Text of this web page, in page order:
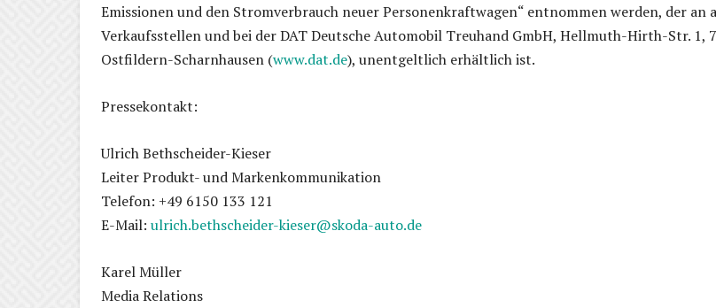
Emissionen und den Stromverbrauch neuer Personenkraftwagen“ entnommen werden, der an
Verkaufsstellen und bei der DAT Deutsche Automobil Treuhand GmbH, Hellmuth-Hirth-Str. 1,
Ostfildern-Scharnhausen (www.dat.de), unentgeltlich erhältlich ist.
Pressekontakt:
Ulrich Bethscheider-Kieser
Leiter Produkt- und Markenkommunikation
Telefon: +49 6150 133 121
E-Mail: ulrich.bethscheider-kieser@skoda-auto.de
Karel Müller
Media Relations